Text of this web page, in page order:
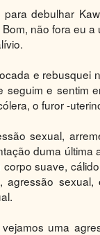
debulhar
não fora eu
e rebusquei
e sentim
o furor -
sexual,
duma
suave,
agressão
uma